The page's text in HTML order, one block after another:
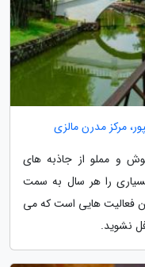
مرکز مدرن مالزی
و مملو از جاذبه های
را هر سال به سمت
فعالیت هایی است که می
نشوید.